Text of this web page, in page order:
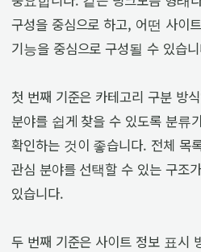
구성을 중심으로 하고, 어떤 사이
기능을 중심으로 구성될 수 있습
첫 번째 기준은 카테고리 구분 방
분야를 쉽게 찾을 수 있도록 분류
확인하는 것이 좋습니다. 전체 목
관심 분야를 선택할 수 있는 구조
있습니다.
두 번째 기준은 사이트 정보 표시